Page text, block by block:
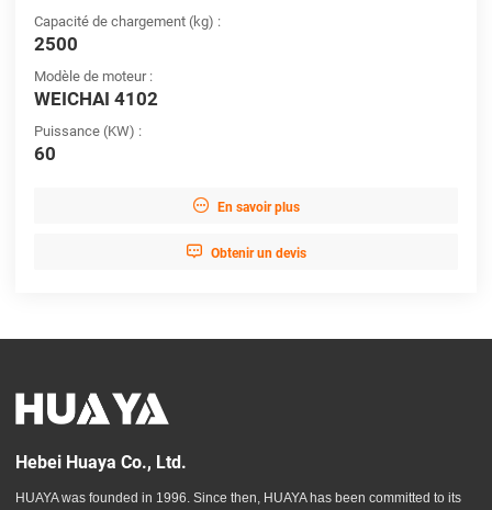
Capacité de chargement (kg) :
2500
Modèle de moteur :
WEICHAI 4102
Puissance (KW) :
60
 En savoir plus
 Obtenir un devis
Hebei Huaya Co., Ltd.
HUAYA was founded in 1996. Since then, HUAYA has been committed to its